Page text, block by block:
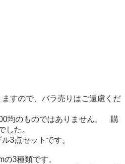
すので、バラ売りはご遠慮くだ
均のものではありません。    購
した。
3点セットです。
3種類です。